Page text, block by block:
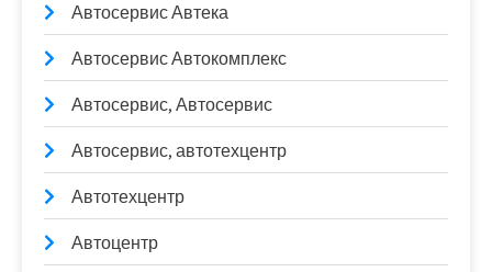
Автосервис Автека
Автосервис Автокомплекс
Автосервис, Автосервис
Автосервис, автотехцентр
Автотехцентр
Автоцентр